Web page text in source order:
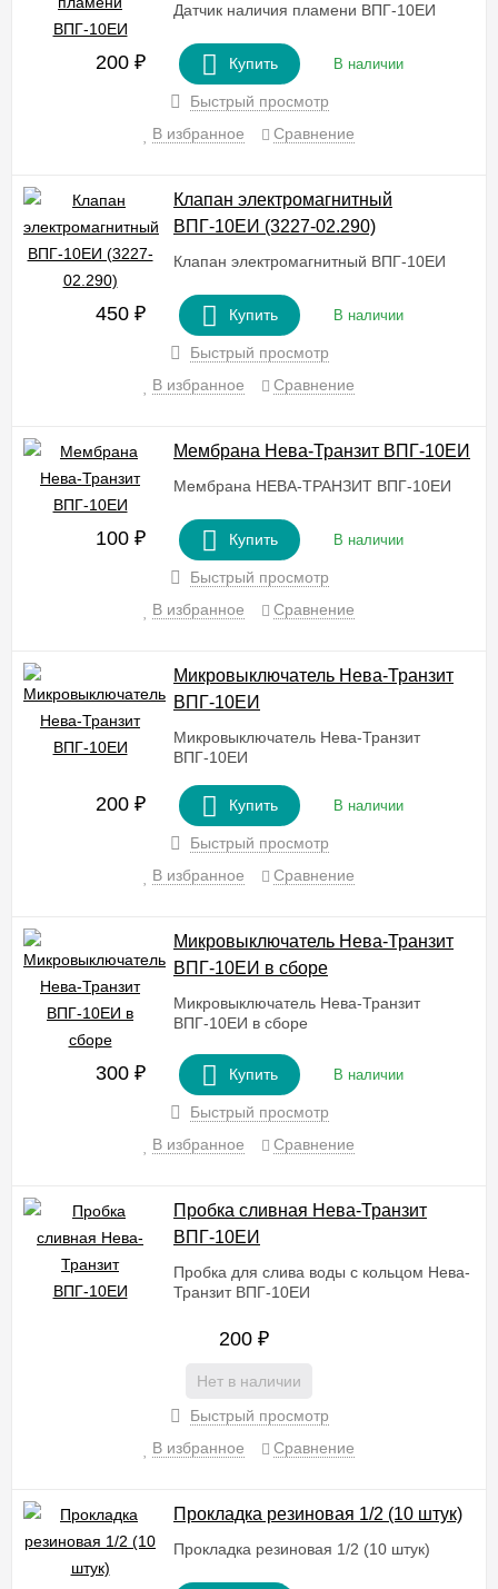
Датчик наличия пламени ВПГ-10ЕИ
200 ₽ Купить В наличии
Быстрый просмотр
В избранное
Сравнение
Клапан электромагнитный
ВПГ-10ЕИ (3227-02.290)
Клапан электромагнитный ВПГ-10ЕИ
450 ₽ Купить В наличии
Быстрый просмотр
В избранное
Сравнение
Мембрана Нева-Транзит ВПГ-10ЕИ
Мембрана НЕВА-ТРАНЗИТ ВПГ-10ЕИ
100 ₽ Купить В наличии
Быстрый просмотр
В избранное
Сравнение
Микровыключатель Нева-Транзит
ВПГ-10EИ
Микровыключатель Нева-Транзит
ВПГ-10EИ
200 ₽ Купить В наличии
Быстрый просмотр
В избранное
Сравнение
Микровыключатель Нева-Транзит
ВПГ-10EИ в сборе
Микровыключатель Нева-Транзит
ВПГ-10EИ в сборе
300 ₽ Купить В наличии
Быстрый просмотр
В избранное
Сравнение
Пробка сливная Нева-Транзит
ВПГ-10EИ
Пробка для слива воды с кольцом Нева-
Транзит ВПГ-10EИ
200 ₽
Нет в наличии
Быстрый просмотр
В избранное
Сравнение
Прокладка резиновая 1/2 (10 штук)
Прокладка резиновая 1/2 (10 штук)